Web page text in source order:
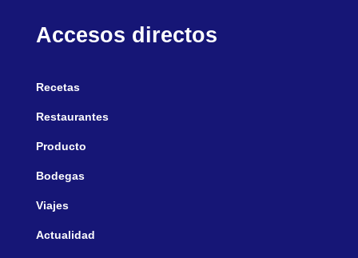
Accesos directos
Recetas
Restaurantes
Producto
Bodegas
Viajes
Actualidad